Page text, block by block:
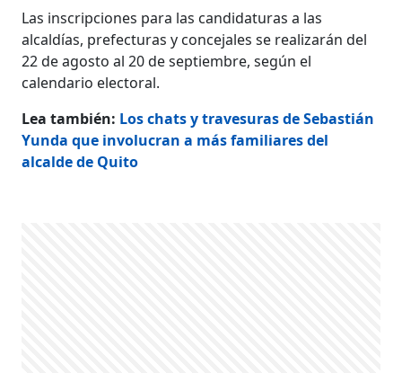
Las inscripciones para las candidaturas a las
alcaldías, prefecturas y concejales se realizarán del
22 de agosto al 20 de septiembre, según el
calendario electoral.
Lea también: Los chats y travesuras de Sebastián
Yunda que involucran a más familiares del
alcalde de Quito